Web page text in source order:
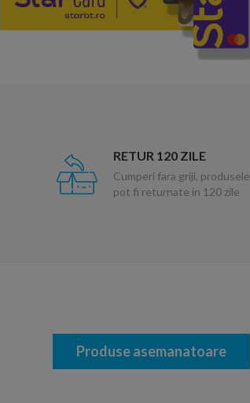
RETUR 120 ZILE
Cumperi fara griji, produsele
pot fi returnate in 120 zile
Produse asemanatoare